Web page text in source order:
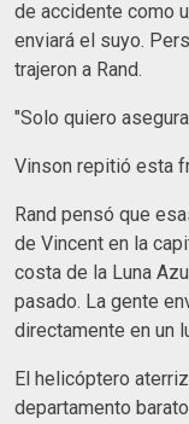
de accidente como
enviará el suyo.
trajeron a Rand.
"Solo quiero
Vinson repitió esta
Rand pensó que
de Vincent en la
costa de la Luna
pasado. La gente
directamente en un
El helicóptero
departamento